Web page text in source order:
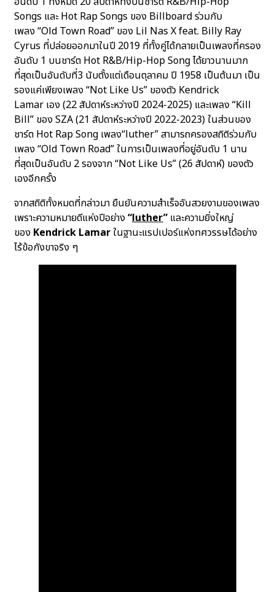
Songs และ Hot Rap Songs ของ Billboard ร่วมกับ
เพลง “Old Town Road” ของ Lil Nas X feat. Billy Ray
Cyrus ที่ปล่อยออกมาในปี 2019 ที่ทั้งคู่ได้กลายเป็นเพลงที่ครอง
อันดับ 1 บนชาร์ต Hot R&B/Hip-Hop Song ได้ยาวนานมาก
ที่สุดเป็นอันดับที่3 นับตั้งแต่เดือนตุลาคม ปี 1958 เป็นต้นมา เป็น
รองแค่เพียงเพลง “Not Like Us” ของตัว Kendrick
Lamar เอง (22 สัปดาห์ระหว่างปี 2024-2025) และเพลง “Kill
Bill” ของ SZA (21 สัปดาห์ระหว่างปี 2022-2023) ในส่วนของ
ชาร์ต Hot Rap Song เพลง“luther” สามารถครองสถิติร่วมกับ
เพลง “Old Town Road” ในการเป็นเพลงที่อยู่อันดับ 1 นาน
ที่สุดเป็นอันดับ 2 รองจาก “Not Like Us” (26 สัปดาห์) ของตัว
เองอีกครั้ง
จากสถิติทั้งหมดที่กล่าวมา ยืนยันความสำเร็จอันสวยงามของเพลง
เพราะความหมายดีแห่งปีอย่าง“luther” และความยิ่งใหญ่
ของ Kendrick Lamarในฐานะแรปเปอร์แห่งทศวรรษได้อย่าง
ไร้ข้อกังขาจริง ๆ